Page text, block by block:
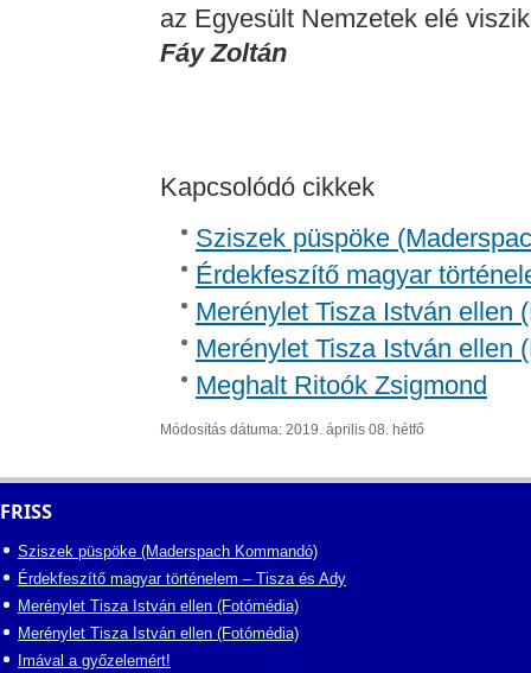
az Egyesült Nemzetek elé
Fáy Zoltán
Kapcsolódó cikkek
Sziszek püspöke
Érdekfeszítő magyar
Merénylet Tisza István ellen
Merénylet Tisza István ellen
Meghalt Ritoók Zsigmond
Módosítás dátuma: 2019. április 08. hétfő
FRISS
Sziszek püspöke (Maderspach Kommandó)
Érdekfeszítő magyar történelem – Tisza és Ady
Merénylet Tisza István ellen (Fotómédia)
Merénylet Tisza István ellen (Fotómédia)
Imával a győzelemért!